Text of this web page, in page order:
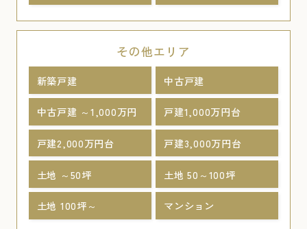
その他エリア
新築戸建 中古戸建
中古戸建 ～1,000万円 戸建1,000万円台
戸建2,000万円台 戸建3,000万円台
土地 ～50坪 土地 50～100坪
土地 100坪～ マンション